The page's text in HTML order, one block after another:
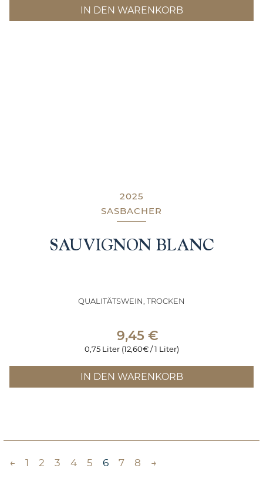
IN DEN WARENKORB
2025
SASBACHER
SAUVIGNON BLANC
QUALITÄTSWEIN, TROCKEN
9,45 €
0,75 Liter (12,60€ / 1 Liter)
IN DEN WARENKORB
← 1 2 3 4 5 6 7 8 →